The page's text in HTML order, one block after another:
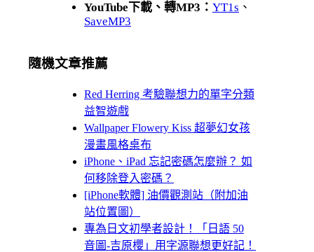
YouTube下載、轉MP3： YT1s 、
SaveMP3
隨機文章推薦
Red Herring 考驗聯想力的單字分類
益智遊戲
Wallpaper Flowery Kiss 超夢幻女孩
漫畫風格桌布
iPhone、iPad 忘記密碼怎麼辦？ 如
何移除登入密碼？
[iPhone軟體] 油價觀測站（附加油
站位置圖）
專為日文初學者設計！「日語 50
音圖-吉原櫻」用字源聯想更好記！